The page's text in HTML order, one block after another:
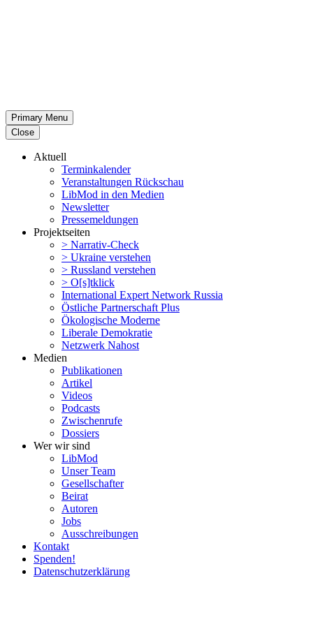
Primary Menu
Close
Aktuell
Termin­ka­lender
Veran­stal­tungen Rückschau
LibMod in den Medien
Newsletter
Presse­mel­dungen
Projekt­seiten
> Narrativ-Check
> Ukraine verstehen
> Russland verstehen
> O[s]tklick
Inter­na­tional Expert Network Russia
Östliche Partner­schaft Plus
Ökolo­gische Moderne
Liberale Demokratie
Netzwerk Nahost
Medien
Publi­ka­tionen
Artikel
Videos
Podcasts
Zwischenrufe
Dossiers
Wer wir sind
LibMod
Unser Team
Gesell­schafter
Beirat
Autoren
Jobs
Ausschrei­bungen
Kontakt
Spenden!
Daten­schutz­er­klärung